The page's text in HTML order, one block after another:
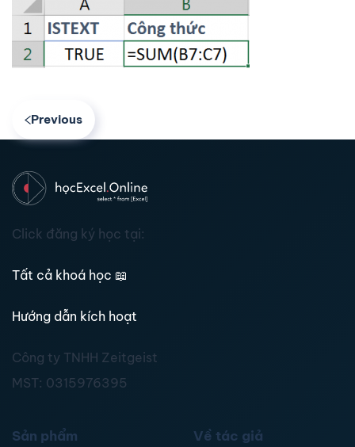
Previous
Click đăng ký học tại:
Tất cả khoá học 📖
Hướng dẫn kích hoạt
Công ty TNHH Zeitgeist
MST: 0315976395
Sản phẩm Về tác giả